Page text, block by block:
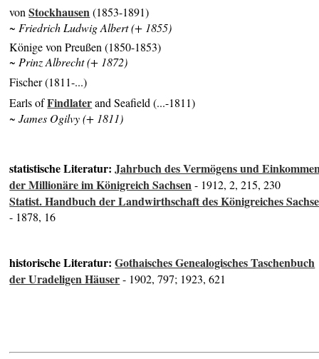
vonStockhausen(1853-1891)
~ Friedrich Ludwig Albert (+ 1855)
Könige von Preußen (1850-1853)
~ Prinz Albrecht (+ 1872)
Fischer (1811-...)
Earls ofFindlaterand Seafield (...-1811)
~ James Ogilvy (+ 1811)
statistische Literatur:Jahrbuch des Vermögens und
der Millionäre im Königreich Sachsen- 1912, 2, 215, 230
Statist. Handbuch der Landwirthschaft des Königreiches
- 1878, 16
historische Literatur:Gothaisches Genealogisches Taschenbuch
der Uradeligen Häuser- 1902, 797; 1923, 621